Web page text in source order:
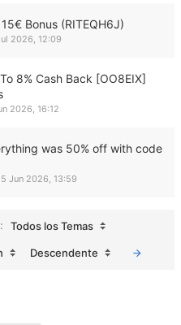
Bonus (RITEQH6J)
2026, 12:09
8% Cash Back [OO8EIX]
2026, 16:12
was 50% off with code
Jun 2026, 13:59
Todos los Temas
Descendente